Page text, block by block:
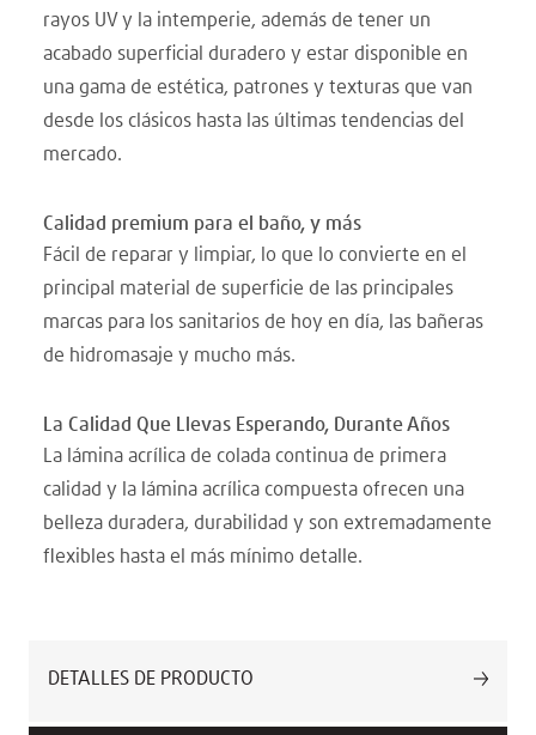
rayos UV y la intemperie, además de tener un
acabado superficial duradero y estar disponible en
una gama de estética, patrones y texturas que van
desde los clásicos hasta las últimas tendencias del
mercado.
Calidad premium para el baño, y más
Fácil de reparar y limpiar, lo que lo convierte en el
principal material de superficie de las principales
marcas para los sanitarios de hoy en día, las bañeras
de hidromasaje y mucho más.
La Calidad Que Llevas Esperando, Durante Años
La lámina acrílica de colada continua de primera
calidad y la lámina acrílica compuesta ofrecen una
belleza duradera, durabilidad y son extremadamente
flexibles hasta el más mínimo detalle.
DETALLES DE PRODUCTO